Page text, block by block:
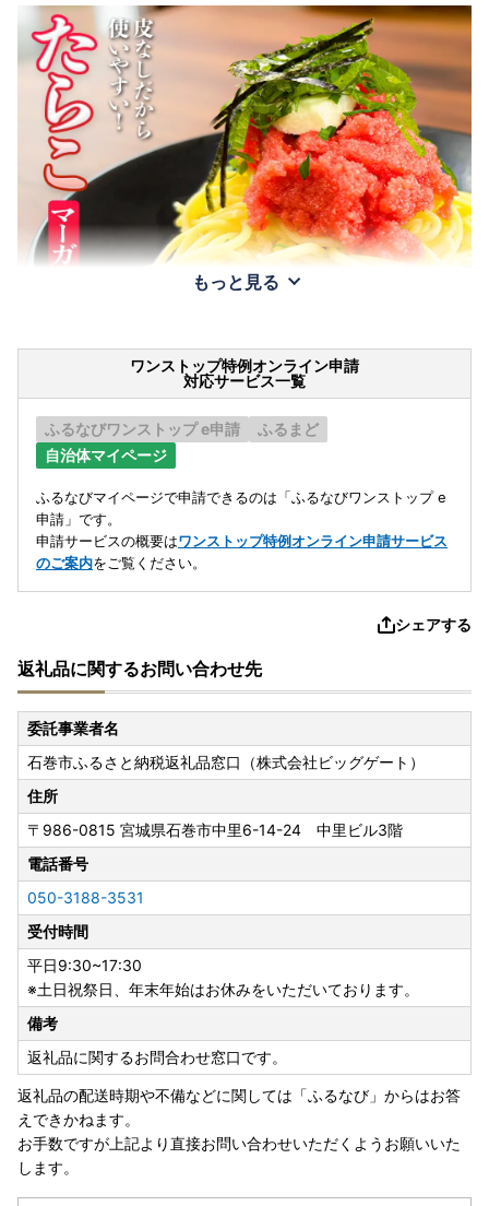
もっと見る
ワンストップ特例オンライン申請
対応サービス一覧
ふるなびワンストップ e申請
ふるまど
自治体マイページ
ふるなびマイページで申請できるのは「ふるなびワンストップ e
申請」です。
申請サービスの概要はワンストップ特例オンライン申請サービス
のご案内をご覧ください。
シェアする
返礼品に関するお問い合わせ先
委託事業者名
石巻市ふるさと納税返礼品窓口（株式会社ビッグゲート）
住所
〒986-0815 宮城県石巻市中里6-14-24 中里ビル3階
電話番号
050-3188-3531
受付時間
平日9:30~17:30
※土日祝祭日、年末年始はお休みをいただいております。
備考
返礼品に関するお問合わせ窓口です。
返礼品の配送時期や不備などに関しては「ふるなび」からはお答
えできかねます。
お手数ですが上記より直接お問い合わせいただくようお願いいた
します。